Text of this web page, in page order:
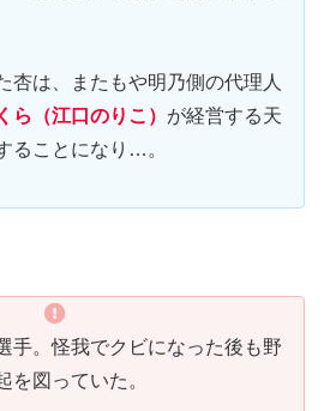
杏は、またもや明乃側の代理人
ら（江口のりこ） が経営する天
ることになり…。
手。怪我でクビになった後も野
を図っていた。